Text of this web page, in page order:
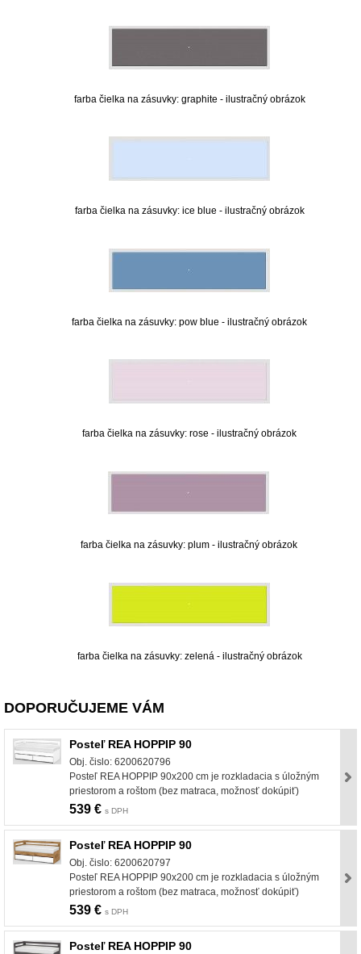
farba čielka na zásuvky: graphite - ilustračný obrázok
farba čielka na zásuvky: ice blue - ilustračný obrázok
farba čielka na zásuvky: pow blue - ilustračný obrázok
farba čielka na zásuvky: rose - ilustračný obrázok
farba čielka na zásuvky: plum - ilustračný obrázok
farba čielka na zásuvky: zelená - ilustračný obrázok
DOPORUČUJEME VÁM
Posteľ REA HOPPIP 90
Obj. čislo: 6200620796
Posteľ REA HOPPIP 90x200 cm je rozkladacia s úložným
priestorom a roštom (bez matraca, možnosť dokúpiť)
539 € s DPH
Posteľ REA HOPPIP 90
Obj. čislo: 6200620797
Posteľ REA HOPPIP 90x200 cm je rozkladacia s úložným
priestorom a roštom (bez matraca, možnosť dokúpiť)
539 € s DPH
Posteľ REA HOPPIP 90